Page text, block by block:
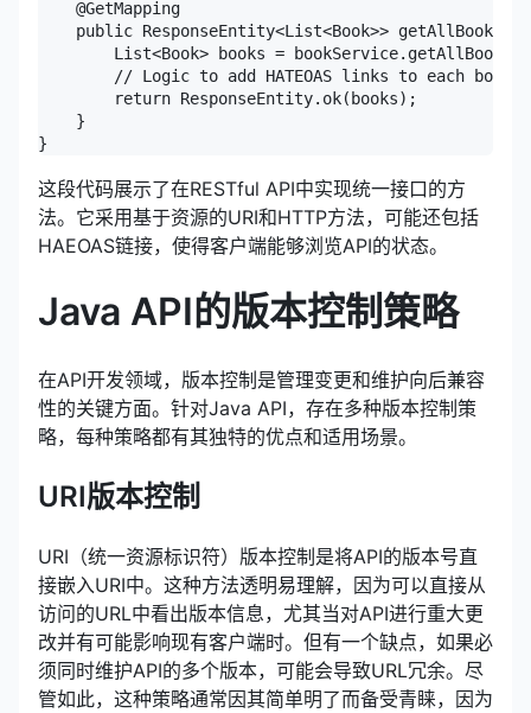
    @GetMapping
public ResponseEntity<List<Book>> getAllBooks()
List<Book> books =
        // Logic to add HATEOAS links to each book
        return ResponseEntity.ok(books);
    }
这段代码展示了在RESTful API中实现统一接口的方
法。它采用基于资源的URI和HTTP方法，可能还包括
HAEOAS链接，使得客户端能够浏览API的状态。
Java API的版本控制策略
在API开发领域，版本控制是管理变更和维护向后兼容
性的关键方面。针对Java API，存在多种版本控制策
略，每种策略都有其独特的优点和适用场景。
URI版本控制
URI（统一资源标识符）版本控制是将API的版本号直
接嵌入URI中。这种方法透明易理解，因为可以直接从
访问的URL中看出版本信息，尤其当对API进行重大更
改并有可能影响现有客户端时。但有一个缺点，如果必
须同时维护API的多个版本，可能会导致URL冗余。尽
管如此，这种策略通常因其简单明了而备受青睐，因为